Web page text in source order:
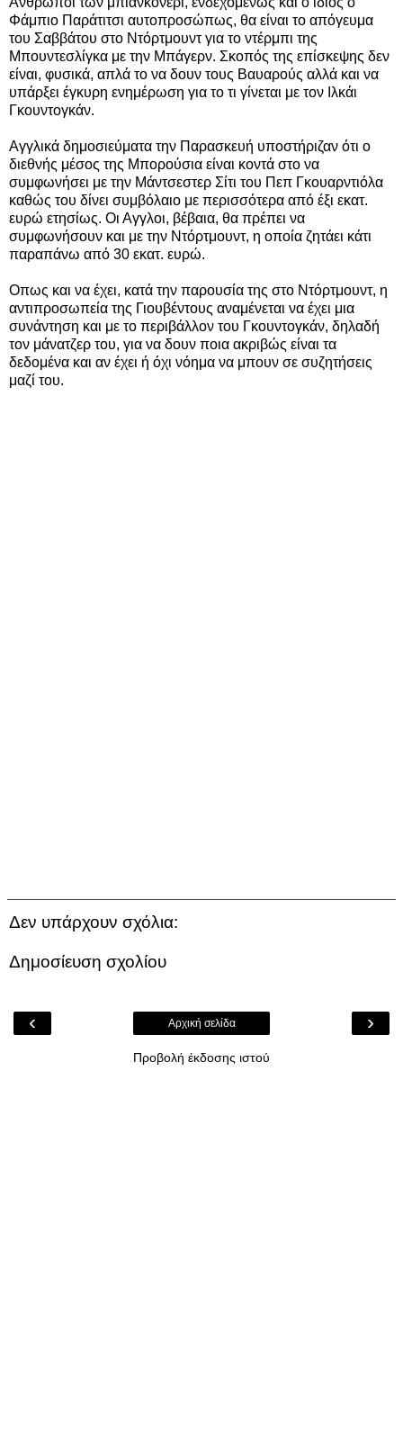
Φάμπιο Παράτιτσι αυτοπροσώπως, θα είναι το απόγευμα
του Σαββάτου στο Ντόρτμουντ για το ντέρμπι της
Μπουντεσλίγκα με την Μπάγερν. Σκοπός της επίσκεψης δεν
είναι, φυσικά, απλά το να δουν τους Βαυαρούς αλλά και να
υπάρξει έγκυρη ενημέρωση για το τι γίνεται με τον Ιλκάι
Γκουντογκάν.
Αγγλικά δημοσιεύματα την Παρασκευή υποστήριζαν ότι ο
διεθνής μέσος της Μπορούσια είναι κοντά στο να
συμφωνήσει με την Μάντσεστερ Σίτι του Πεπ Γκουαρντιόλα
καθώς του δίνει συμβόλαιο με περισσότερα από έξι εκατ.
ευρώ ετησίως. Οι Αγγλοι, βέβαια, θα πρέπει να
συμφωνήσουν και με την Ντόρτμουντ, η οποία ζητάει κάτι
παραπάνω από 30 εκατ. ευρώ.
Οπως και να έχει, κατά την παρουσία της στο Ντόρτμουντ, η
αντιπροσωπεία της Γιουβέντους αναμένεται να έχει μια
συνάντηση και με το περιβάλλον του Γκουντογκάν, δηλαδή
τον μάνατζερ του, για να δουν ποια ακριβώς είναι τα
δεδομένα και αν έχει ή όχι νόημα να μπουν σε συζητήσεις
μαζί του.
Δεν υπάρχουν σχόλια:
Δημοσίευση σχολίου
‹ ›
Αρχική σελίδα
Προβολή έκδοσης ιστού